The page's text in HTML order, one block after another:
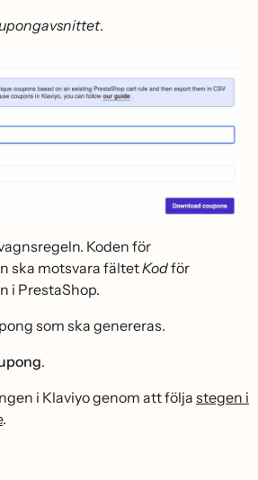
.
Koden för
ska motsvara fältetKodför
i PrestaShop.
som ska genereras.
.
i Klaviyo genom att följa stegen i
.